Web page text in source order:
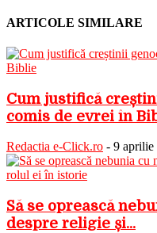
ARTICOLE SIMILARE
Cum justifică
comis de evrei în
Redactia e-Click.ro - 9 aprilie
Să se oprească
despre religie și...